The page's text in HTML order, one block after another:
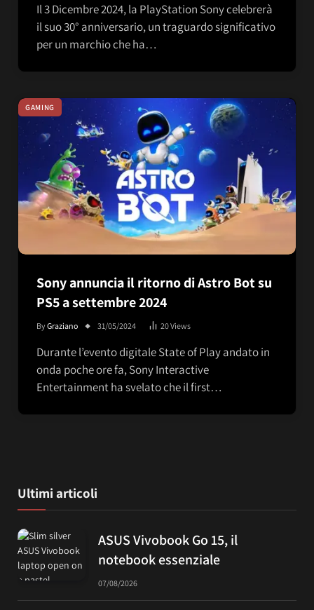
Il 3 Dicembre 2024, la PlayStation Sony celebrerà
il suo 30° anniversario, un traguardo significativo
per un marchio che ha…
GAMING
Sony annuncia il ritorno di Astro Bot su
PS5 a settembre 2024
ByGraziano 31/05/2024 20Views
Durante l’evento digitale State of Play andato in
onda poche ore fa, Sony Interactive
Entertainment ha svelato che il first…
Ultimi articoli
ASUS Vivobook Go 15, il
notebook essenziale
07/08/2026